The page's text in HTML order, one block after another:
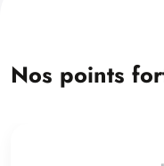
Nos points